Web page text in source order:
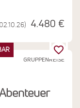
4.480 €
GRUPPENREISE